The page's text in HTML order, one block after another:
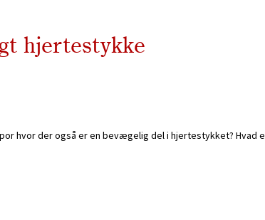
hjertestykke
hvor der også er en bevægelig del i hjertestykket? Hvad